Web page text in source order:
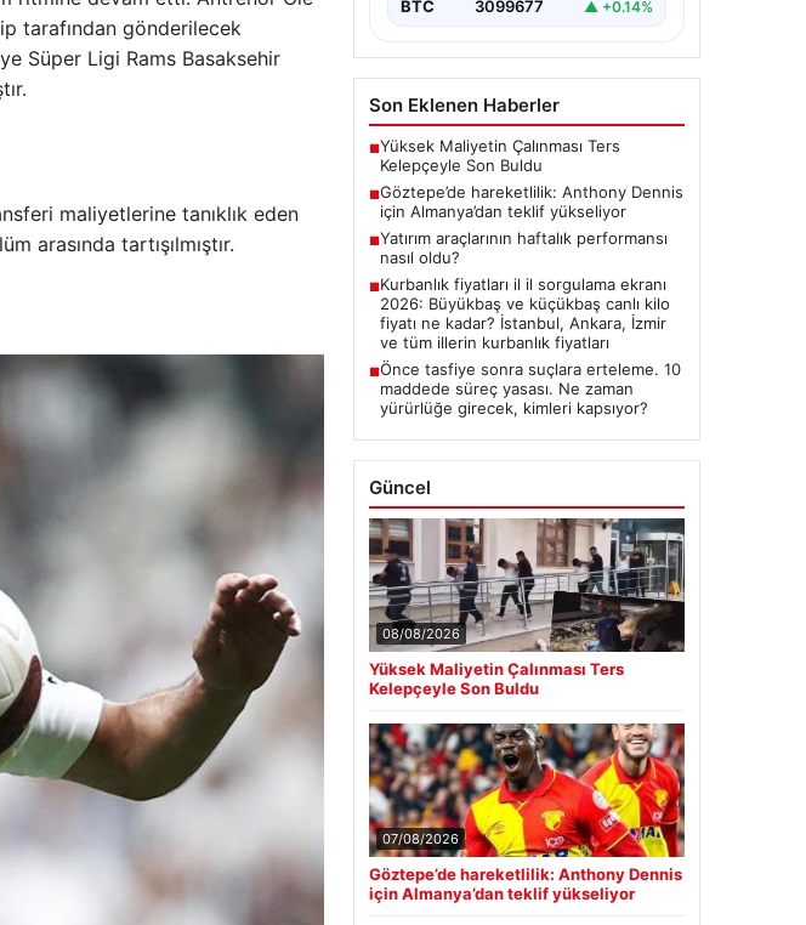
tarafından gönderilecek
Süper Ligi Rams Basaksehir
maliyetlerine tanıklık eden
arasında tartışılmıştır.
BTC 3099677 ▲ +0.14%
Son Eklenen Haberler
■Yüksek Maliyetin Çalınması Ters
Kelepçeyle Son Buldu
■Göztepe’de hareketlilik: Anthony Dennis
için Almanya’dan teklif yükseliyor
■Yatırım araçlarının haftalık performansı
nasıl oldu?
■Kurbanlık fiyatları il il sorgulama ekranı
2026: Büyükbaş ve küçükbaş canlı kilo
fiyatı ne kadar? İstanbul, Ankara, İzmir
ve tüm illerin kurbanlık fiyatları
■Önce tasfiye sonra suçlara erteleme. 10
maddede süreç yasası. Ne zaman
yürürlüğe girecek, kimleri kapsıyor?
Güncel
08/08/2026
Yüksek Maliyetin Çalınması Ters
Kelepçeyle Son Buldu
07/08/2026
Göztepe’de hareketlilik: Anthony Dennis
için Almanya’dan teklif yükseliyor